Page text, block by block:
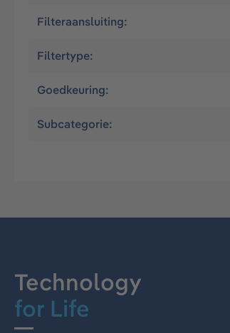
Filteraansluiting:
Filtertype:
Goedkeuring:
Subcategorie:
Technology
for Life